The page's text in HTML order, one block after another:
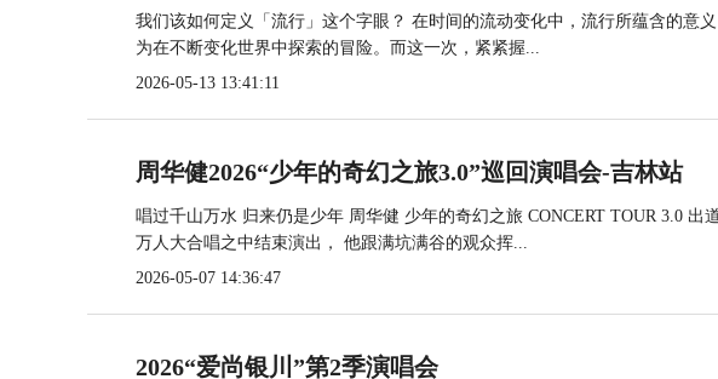
我们该如何定义「流行」这个字眼？ 在时间的流动变化中，流行所蕴含的意
为在不断变化世界中探索的冒险。而这一次，紧紧握...
2026-05-13 13:41:11
周华健2026“少年的奇幻之旅3.0”巡回演唱会-吉林站
唱过千山万水 归来仍是少年 周华健 少年的奇幻之旅 CONCERT TOUR 3.0
万人大合唱之中结束演出， 他跟满坑满谷的观众挥...
2026-05-07 14:36:47
2026“爱尚银川”第2季演唱会